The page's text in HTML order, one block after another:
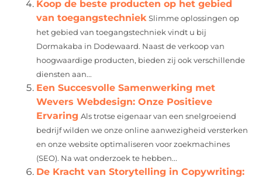
Koop de beste producten op het gebied
van toegangstechniek Slimme oplossingen op
het gebied van toegangstechniek vindt u bij
Dormakaba in Dodewaard. Naast de verkoop van
hoogwaardige producten, bieden zij ook verschillende
diensten aan...
Een Succesvolle Samenwerking met
Wevers Webdesign: Onze Positieve
Ervaring Als trotse eigenaar van een snelgroeiend
bedrijf wilden we onze online aanwezigheid versterken
en onze website optimaliseren voor zoekmachines
(SEO). Na wat onderzoek te hebben...
De Kracht van Storytelling in Copywriting: